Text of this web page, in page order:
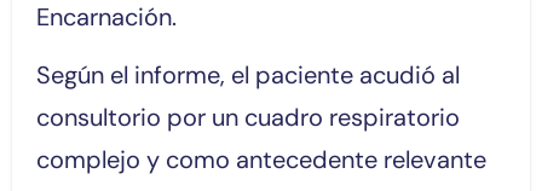
Encarnación.
Según el informe, el paciente acudió al
consultorio por un cuadro respiratorio
complejo y como antecedente relevante